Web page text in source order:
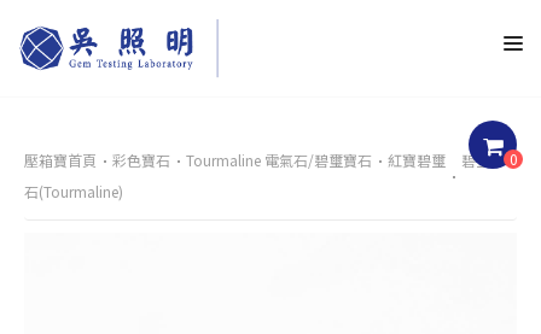
0
壓箱寶首頁 彩色寶石 Tourmaline 電氣石/碧璽寶石 紅寶碧璽
碧璽裸
石(Tourmaline)